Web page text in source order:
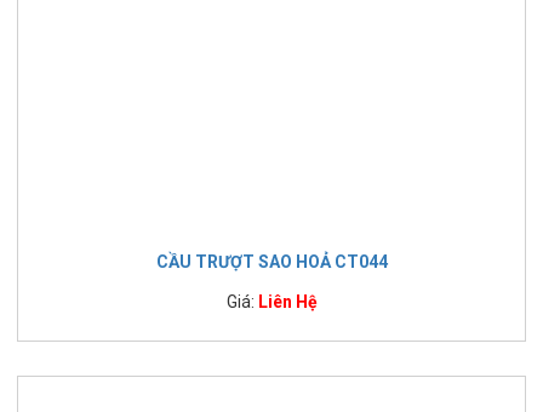
CẦU TRƯỢT SAO HOẢ CT044
Giá: Liên Hệ